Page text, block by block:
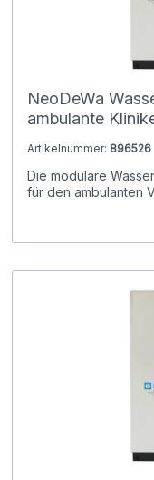
NeoDeWa
ambulante
Auffangwannen,
NeoTecMaster
Artikelnummer: 896526
Die modulare
für den ambulanten